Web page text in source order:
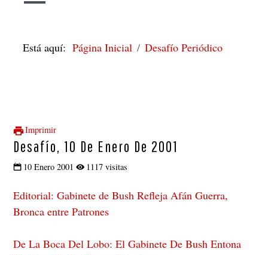
Está aquí:Página Inicial Desafío Periódico
Imprimir
Desafío, 10 De Enero De 2001
10 Enero 2001 1117 visitas
Editorial: Gabinete de Bush Refleja Afán Guerra,
Bronca entre Patrones
De La Boca Del Lobo: El Gabinete De Bush Entona